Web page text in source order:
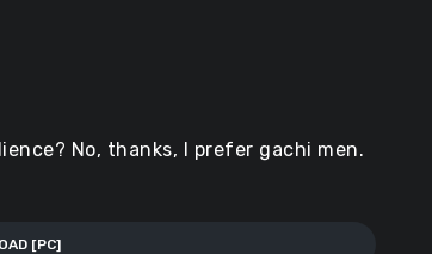
No, thanks, I prefer gachi men.
[PC]